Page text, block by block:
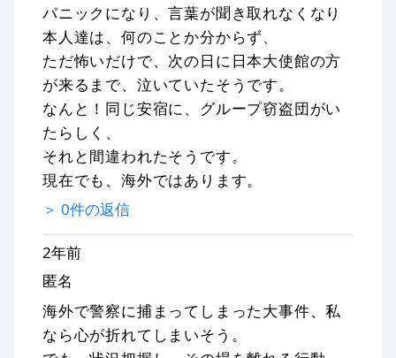
パニックになり、言葉が聞き取れなくなり
本人達は、何のことか分からず、
ただ怖いだけで、次の日に日本大使館の方
が来るまで、泣いていたそうです。
なんと！同じ安宿に、グループ窃盗団がい
たらしく、
それと間違われたそうです。
現在でも、海外ではあります。
＞ 0件の返信
2年前
匿名
海外で警察に捕まってしまった大事件、私
なら心が折れてしまいそう。